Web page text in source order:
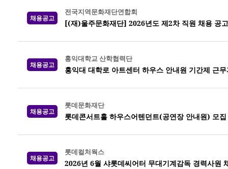
채용공고
전국지역문화재단연합회
[(재)울주문화재단] 2026년도 제2차 직원 채용 공고
채용공고
홍익대학교 산학협력단
홍익대 대학로 아트센터 하우스 안내원 기간제 근
채용공고
롯데문화재단
롯데콘서트홀 하우스어텐던트(공연장 안내원) 모
채용공고
롯데컬처웍스
2026년 6월 샤롯데씨어터 무대기계감독 경력사원